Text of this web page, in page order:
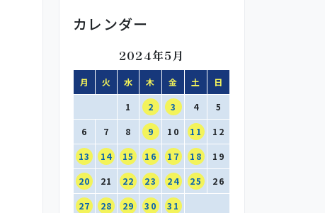
カレンダー
2024年5月
月 火 水 木 金 土 日
1 2 3 4 5
6 7 8 9 10 11 12
13 14 15 16 17 18 19
20 21 22 23 24 25 26
27 28 29 30 31